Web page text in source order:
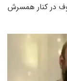
در کنار همسرش